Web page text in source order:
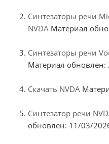
Синтезаторы речи
NVDA Материал
Синтезаторы речи
Материал
Скачать NVDA
Синтезатор речи
обновлен: 11/03/